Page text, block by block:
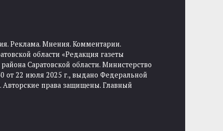
Реклама. Мнения. Комментарии.
области «Редакция газеты
Саратовской области. Министерство
от 22 июля 2025 г., выдано Федеральной
права защищены. Главный